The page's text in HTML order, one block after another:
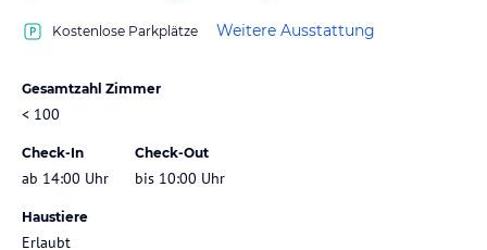
Kostenlose Parkplätze Weitere Ausstattung
Gesamtzahl Zimmer
< 100
Check-In
ab 14:00 Uhr
Check-Out
bis 10:00 Uhr
Haustiere
Erlaubt